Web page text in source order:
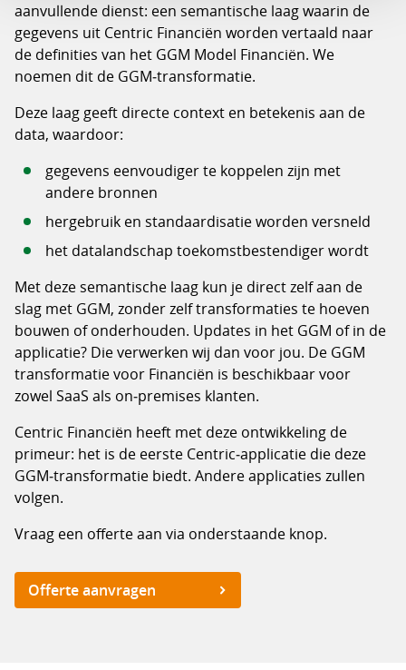
aanvullende dienst: een semantische laag waarin de
gegevens uit Centric Financiën worden vertaald naar
de definities van het GGM Model Financiën. We
noemen dit de GGM‑transformatie.
Deze laag geeft directe context en betekenis aan de
data, waardoor:
gegevens eenvoudiger te koppelen zijn met
andere bronnen
hergebruik en standaardisatie worden versneld
het datalandschap toekomstbestendiger wordt
Met deze semantische laag kun je direct zelf aan de
slag met GGM, zonder zelf transformaties te hoeven
bouwen of onderhouden. Updates in het GGM of in de
applicatie? Die verwerken wij dan voor jou. De GGM
transformatie voor Financiën is beschikbaar voor
zowel SaaS als on‑premises klanten.
Centric Financiën heeft met deze ontwikkeling de
primeur: het is de eerste Centric‑applicatie die deze
GGM‑transformatie biedt. Andere applicaties zullen
volgen.
Vraag een offerte aan via onderstaande knop.
Offerte aanvragen